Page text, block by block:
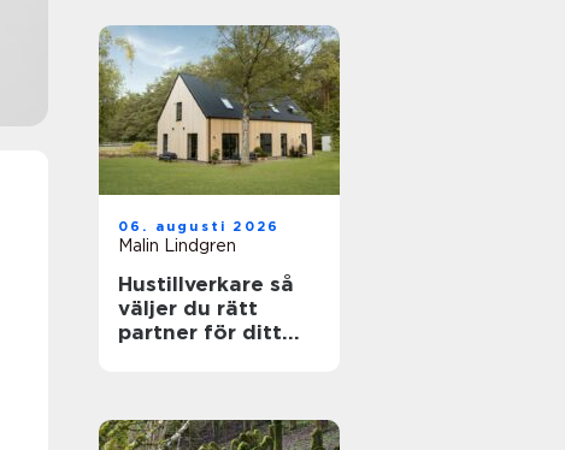
06. augusti 2026
Malin Lindgren
Hustillverkare så
väljer du rätt
partner för ditt